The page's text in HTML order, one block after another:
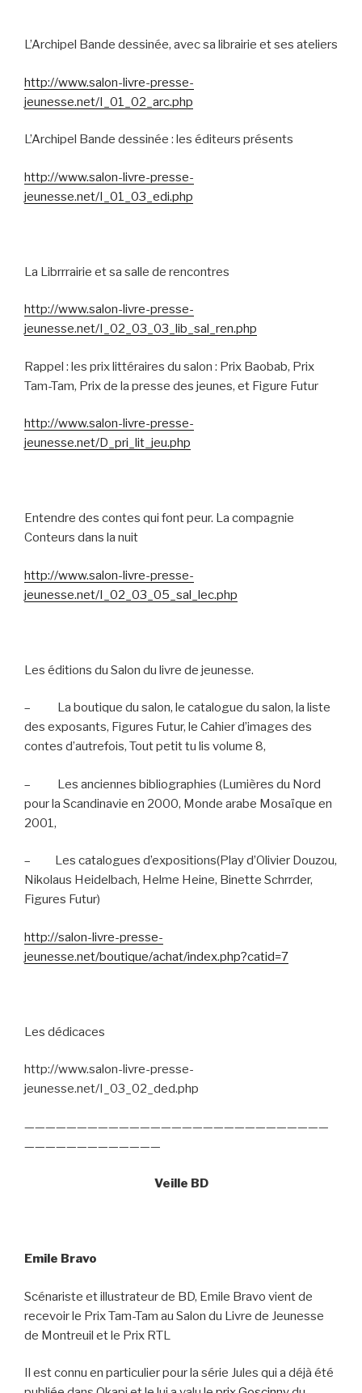
L’Archipel Bande dessinée, avec sa librairie et ses ateliers
http://www.salon-livre-presse-
jeunesse.net/I_01_02_arc.php
L’Archipel Bande dessinée : les éditeurs présents
http://www.salon-livre-presse-
jeunesse.net/I_01_03_edi.php
La Librrrairie et sa salle de rencontres
http://www.salon-livre-presse-
jeunesse.net/I_02_03_03_lib_sal_ren.php
Rappel : les prix littéraires du salon : Prix Baobab, Prix
Tam-Tam, Prix de la presse des jeunes, et Figure Futur
http://www.salon-livre-presse-
jeunesse.net/D_pri_lit_jeu.php
Entendre des contes qui font peur. La compagnie
Conteurs dans la nuit
http://www.salon-livre-presse-
jeunesse.net/I_02_03_05_sal_lec.php
Les éditions du Salon du livre de jeunesse.
–
La boutique du salon, le catalogue du salon, la liste
des exposants, Figures Futur, le Cahier d’images des
contes d’autrefois, Tout petit tu lis volume 8,
–
Les anciennes bibliographies (Lumières du Nord
pour la Scandinavie en 2000, Monde arabe Mosaïque en
2001,
–
Les catalogues d’expositions(Play d’Olivier Douzou,
Nikolaus Heidelbach, Helme Heine, Binette Schrrder,
Figures Futur)
http://salon-livre-presse-
jeunesse.net/boutique/achat/index.php?catid=7
Les dédicaces
http://www.salon-livre-presse-
jeunesse.net/I_03_02_ded.php
—————————————————————————————
—————————————
Veille BD
Emile Bravo
Scénariste et illustrateur de BD, Emile Bravo vient de
recevoir le Prix Tam-Tam au Salon du Livre de Jeunesse
de Montreuil et le Prix RTL
Il est connu en particulier pour la série Jules qui a déjà été